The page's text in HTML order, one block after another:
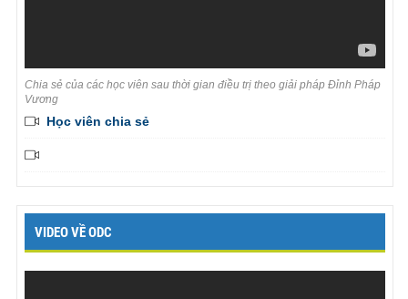
Chia sẻ của các học viên sau thời gian điều trị theo giải pháp Đỉnh Pháp
Vương
Học viên chia sẻ
VIDEO VỀ ODC